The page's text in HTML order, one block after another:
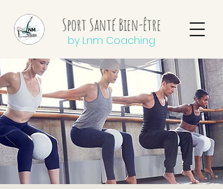
Sport Santé Bien-être
by Lnm Coaching